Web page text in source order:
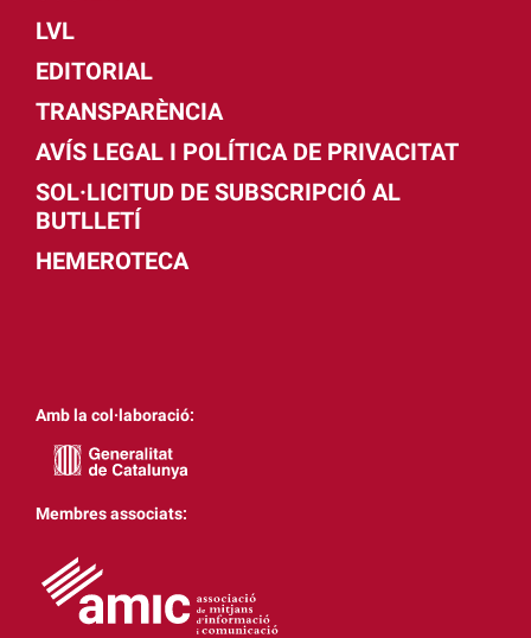
LVL
EDITORIAL
TRANSPARÈNCIA
AVÍS LEGAL I POLÍTICA DE PRIVACITAT
SOL·LICITUD DE SUBSCRIPCIÓ AL
BUTLLETÍ
HEMEROTECA
Amb la col·laboració:
Membres associats: